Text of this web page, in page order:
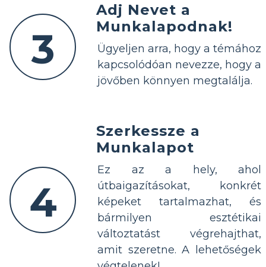
3
Adj Nevet a
Munkalapodnak!
Ügyeljen arra, hogy a témához
kapcsolódóan nevezze, hogy a
jövőben könnyen megtalálja.
4
Szerkessze a
Munkalapot
Ez az a hely, ahol
útbaigazításokat, konkrét
képeket tartalmazhat, és
bármilyen esztétikai
változtatást végrehajthat,
amit szeretne. A lehetőségek